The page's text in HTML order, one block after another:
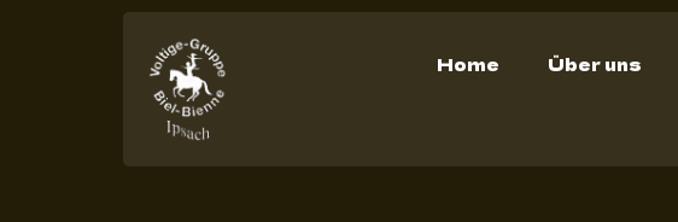
Home Über uns